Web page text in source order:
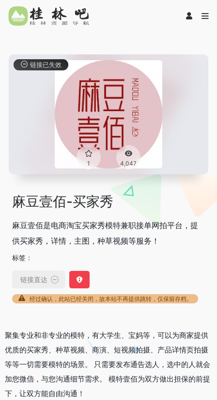
1 4,047
链接已失效
麻豆壹佰-买家秀
麻豆壹佰是电商淘宝买家秀模特兼职接单网拍平台，提
供买家秀，详情，主图，种草视频等服务！
标签：
链接直达
经过确认，此站已经关闭，故本站不再提供跳转，仅保留存档。
聚集专业和非专业的模特，有大学生、宝妈等，可以为商家提供
优质的买家秀、种草视频、商演、短视频拍摄、产品详情页拍摄
等等一切需要模特的场景。 只需要发布通告选人，选中的人就会
加您微信，与您沟通细节需求。 模特壹佰为双方做出担保的前提
下，让双方能自由沟通！